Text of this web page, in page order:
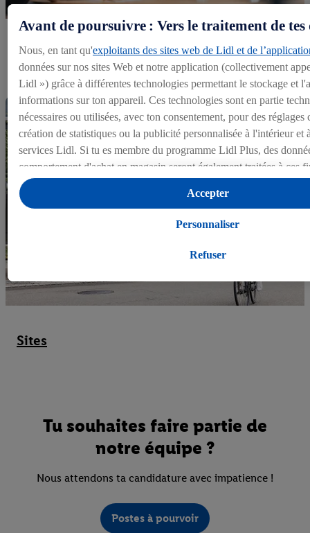
Avantages
Sites
Tu souhaites faire partie de
notre équipe ?
Nous attendons ta candidature avec impatience !
Postes à pourvoir
Avant de poursuivre : Vers le traitement de tes
Nous, en tant qu'exploitants des sites web de Lidl et de
données sur nos sites Web et notre application (collectivement
Lidl ») grâce à différentes technologies permettant le stockage et
informations sur ton appareil. Ces technologies sont en partie
nécessaires ou utilisées, avec ton consentement, pour des réglages
création de statistiques ou la publicité personnalisée à l'intérieur et
services Lidl. Si tu es membre du programme Lidl Plus, des
comportement d'achat en magasin seront également traitées à ces
Sous « Personnaliser », tu peux autoriser certaines finalités
d'informations sur le traitement des données.
traitements pour l’ensemble des finalités mentionnées ci-dessus.
droit de révoquer ton consentement à tout moment avec effet pour
. Pour consulter les mentions légales,
Refuser
Personnaliser
Accepter